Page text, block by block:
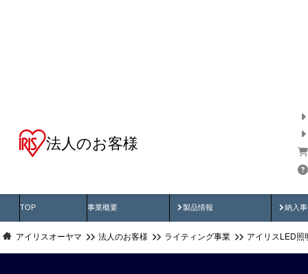
法人のお客様
TOP 事業概要 製品情報
製品動画 納入
納
アイリスオーヤマ 法人のお客様 ライティング事業 アイリスLED照